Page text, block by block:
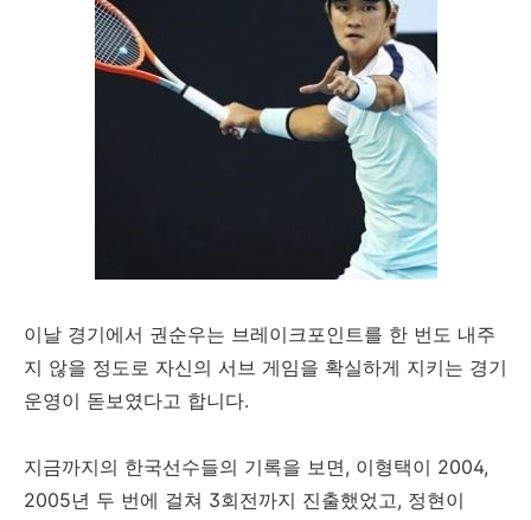
이날 경기에서 권순우는 브레이크포인트를 한 번도 내주
지 않을 정도로 자신의 서브 게임을 확실하게 지키는 경기
운영이 돋보였다고 합니다.
지금까지의 한국선수들의 기록을 보면, 이형택이 2004,
2005년 두 번에 걸쳐 3회전까지 진출했었고, 정현이